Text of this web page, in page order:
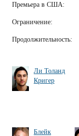
Премьера в США:
Ограничение:
Продолжительность:
Ли Толанд
Кригер
Блейк